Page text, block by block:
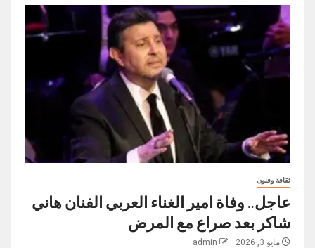
ثقافة وفنون
عاجل.. وفاة امير الغناء العربي الفنان هاني
شاكر بعد صراع مع المرض
مايو 3, 2026 admin